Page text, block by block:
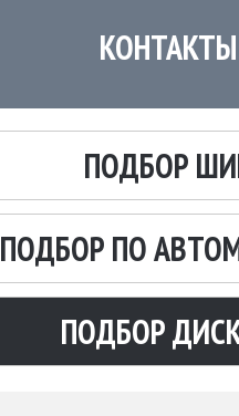
КОНТАКТЫ
ПОДБОР
ПОДБОР ПО
ПОДБОР